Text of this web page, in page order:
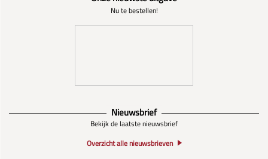
Nu te bestellen!
Nieuwsbrief
Bekijk de laatste nieuwsbrief
Overzicht alle nieuwsbrieven